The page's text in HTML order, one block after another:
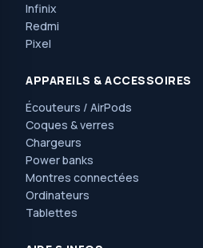
Infinix
Redmi
Pixel
APPAREILS & ACCESSOIRES
Écouteurs / AirPods
Coques & verres
Chargeurs
Power banks
Montres connectées
Ordinateurs
Tablettes